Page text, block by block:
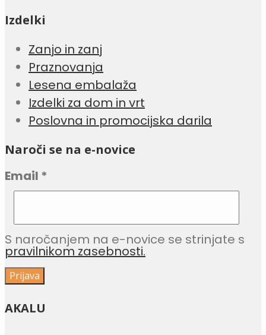
Izdelki
Zanjo in zanj
Praznovanja
Lesena embalaža
Izdelki za dom in vrt
Poslovna in promocijska darila
Naroči se na e-novice
Email *
S naročanjem na e-novice se strinjate s
pravilnikom zasebnosti.
AKALU